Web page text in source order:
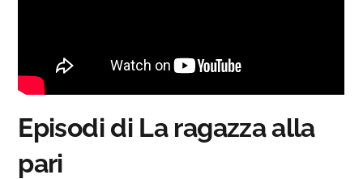
Episodi di La ragazza alla
pari